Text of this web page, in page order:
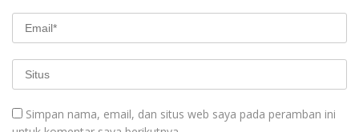
Simpan nama, email, dan situs web saya pada peramban ini